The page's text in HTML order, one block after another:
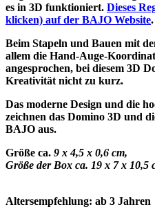
es in 3D funktioniert. Dieses
klicken) auf der BAJO Website.
Beim Stapeln und Bauen mit
allem die Hand-Auge-
angesprochen, bei diesem 3D
Kreativität nicht zu kurz.
Das moderne Design und die
zeichnen das Domino 3D und
BAJO aus.
Größe ca. 9 x 4,5 x 0,6 cm,
Größe der Box ca. 19 x 7 x 10,5
Altersempfehlung: ab 3 Jahren